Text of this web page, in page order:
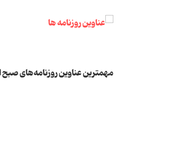
مهمترین عناوین روزنامه‌‌های